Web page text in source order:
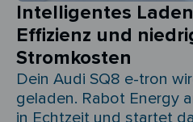
Intelligentes
Effizienz und
Stromkosten
Dein Audi SQ8 e-tron
geladen. Rabot Energy
in Echtzeit und startet